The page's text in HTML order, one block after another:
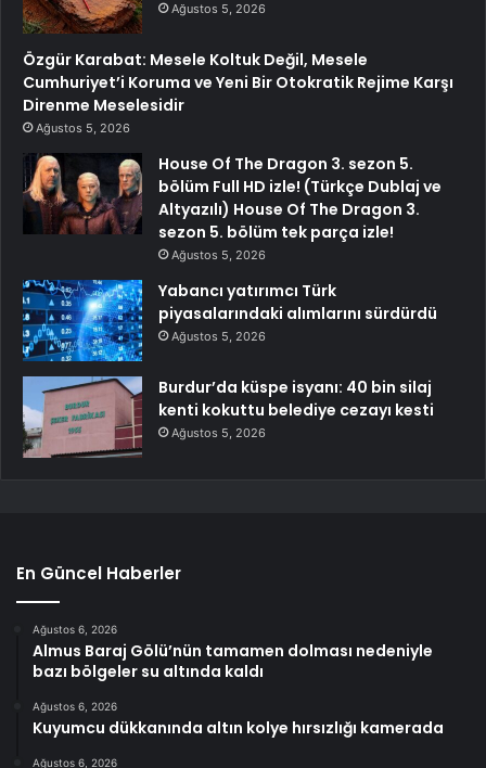
Ağustos 5, 2026
Özgür Karabat: Mesele Koltuk Değil, Mesele
Cumhuriyet’i Koruma ve Yeni Bir Otokratik Rejime Karşı
Direnme Meselesidir
Ağustos 5, 2026
House Of The Dragon 3. sezon 5.
bölüm Full HD izle! (Türkçe Dublaj ve
Altyazılı) House Of The Dragon 3.
sezon 5. bölüm tek parça izle!
Ağustos 5, 2026
Yabancı yatırımcı Türk
piyasalarındaki alımlarını sürdürdü
Ağustos 5, 2026
Burdur’da küspe isyanı: 40 bin silaj
kenti kokuttu belediye cezayı kesti
Ağustos 5, 2026
En Güncel Haberler
Ağustos 6, 2026
Almus Baraj Gölü’nün tamamen dolması nedeniyle
bazı bölgeler su altında kaldı
Ağustos 6, 2026
Kuyumcu dükkanında altın kolye hırsızlığı kamerada
Ağustos 6, 2026